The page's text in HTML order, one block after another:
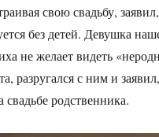
свою свадьбу,
без детей. Девушка
не желает видеть
разругался с ним и
свадьбе родственника.